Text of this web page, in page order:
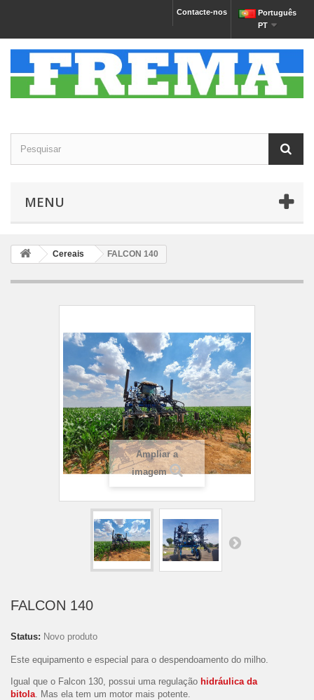
Português
PT
Contacte-nos
MENU
Cereais FALCON 140
Ampliar a
imagem
FALCON 140
Status: Novo produto
Este equipamento e especial para o despendoamento do milho.
Igual que o Falcon 130, possui uma regulação hidráulica da
bitola . Mas ela tem um motor mais potente.